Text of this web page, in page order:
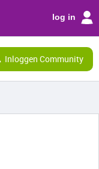
log in
Inloggen Community